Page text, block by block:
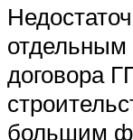
договора
большим